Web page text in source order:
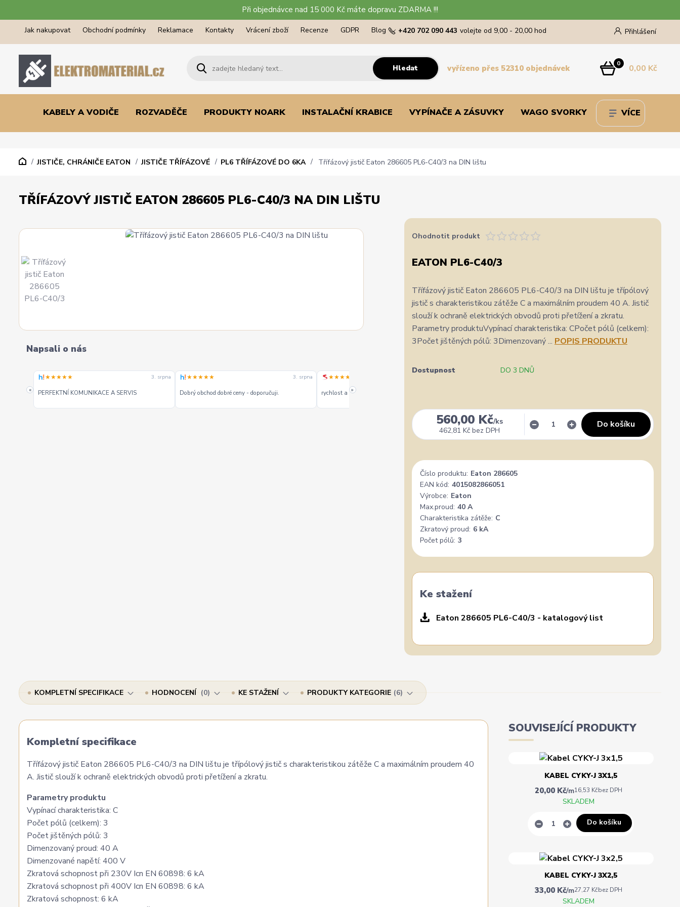
Při objednávce nad 15 000 Kč máte dopravu ZDARMA !!!
Jak nakupovat Obchodní podmínky Reklamace Kontakty Vrácení zboží Recenze GDPR Blog Přihlášení
Hledat
+420 702 090 443 volejte od 9,00 - 20,00 hod
0 0,00 Kč
vyřízeno přes 52310 objednávek
KABELY A VODIČE ROZVADĚČE PRODUKTY NOARK INSTALAČNÍ KRABICE VYPÍNAČE A ZÁSUVKY WAGO SVORKY VÍCE
JISTIČE, CHRÁNIČE EATON JISTIČE TŘÍFÁZOVÉ PL6 TŘÍFÁZOVÉ DO 6KA Třífázový jistič Eaton 286605 PL6-C40/3 na DIN lištu
TŘÍFÁZOVÝ JISTIČ EATON 286605 PL6-C40/3 NA DIN LIŠTU
Napsali o nás
«
★★★★★ 3. srpna
PERFEKTNÍ KOMUNIKACE A SERVIS
★★★★★ 3. srpna
Dobrý obchod dobré ceny - doporučuji.
★★★★★
rychlost a kvalitu objednavky
»
Ohodnotit produkt
EATON PL6-C40/3
Třífázový jistič Eaton 286605 PL6-C40/3 na DIN lištu je třípólový
jistič s charakteristikou zátěže C a maximálním proudem 40 A. Jistič
slouží k ochraně elektrických obvodů proti přetížení a zkratu.
Parametry produktuVypínací charakteristika: CPočet pólů (celkem):
3Počet jištěných pólů: 3Dimenzovaný ... POPIS PRODUKTU
Dostupnost DO 3 DNŮ
560,00 Kč/ks
462,81 Kč bez DPH
Do košíku
Číslo produktu: Eaton 286605
EAN kód: 4015082866051
Výrobce: Eaton
Max.proud: 40 A
Charakteristika zátěže: C
Zkratový proud: 6 kA
Počet pólů: 3
Ke stažení
Eaton 286605 PL6-C40/3 - katalogový list
KOMPLETNÍ SPECIFIKACE HODNOCENÍ 0 KE STAŽENÍ PRODUKTY KATEGORIE 6
Kompletní specifikace
Třífázový jistič Eaton 286605 PL6-C40/3 na DIN lištu je třípólový jistič s charakteristikou zátěže C a maximálním proudem 40
A. Jistič slouží k ochraně elektrických obvodů proti přetížení a zkratu.
Parametry produktu
Vypínací charakteristika: C
Počet pólů (celkem): 3
Počet jištěných pólů: 3
Dimenzovaný proud: 40 A
Dimenzované napětí: 400 V
Zkratová schopnost při 230V Icn EN 60898: 6 kA
Zkratová schopnost při 400V Icn EN 60898: 6 kA
Zkratová schopnost: 6 kA
SOUVISEJÍCÍ PRODUKTY
KABEL CYKY-J 3X1,5
20,00 Kč/m16,53 Kčbez DPH
SKLADEM
Do košíku
KABEL CYKY-J 3X2,5
33,00 Kč/m27,27 Kčbez DPH
SKLADEM